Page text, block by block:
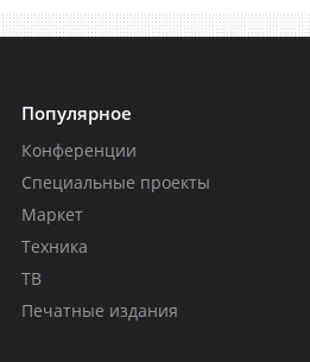
Популярное
Конференции
Специальные проекты
Маркет
Техника
ТВ
Печатные издания